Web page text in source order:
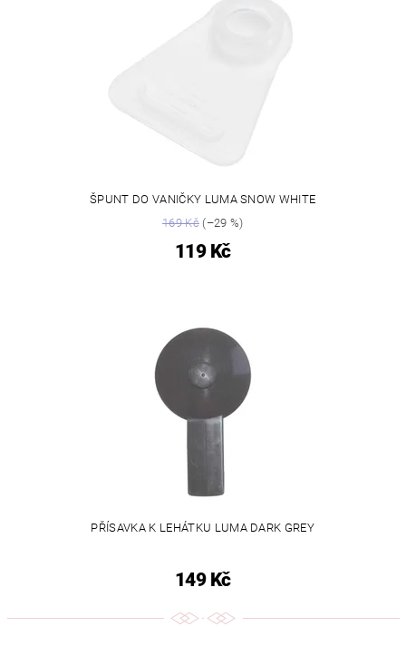
ŠPUNT DO VANIČKY LUMA SNOW WHITE
169 Kč(–29 %)
119 Kč
PŘÍSAVKA K LEHÁTKU LUMA DARK GREY
149 Kč